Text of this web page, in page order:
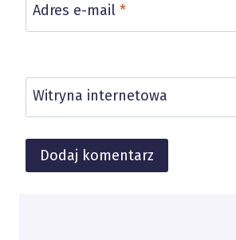
Adres e-mail *
Witryna internetowa